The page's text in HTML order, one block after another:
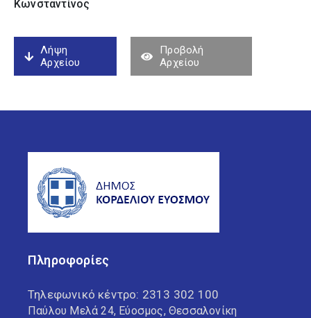
Κωνσταντίνος
Λήψη
Αρχείου
Προβολή
Αρχείου
Πληροφορίες
Τηλεφωνικό κέντρο: 2313 302 100
Παύλου Μελά 24, Εύοσμος, Θεσσαλονίκη